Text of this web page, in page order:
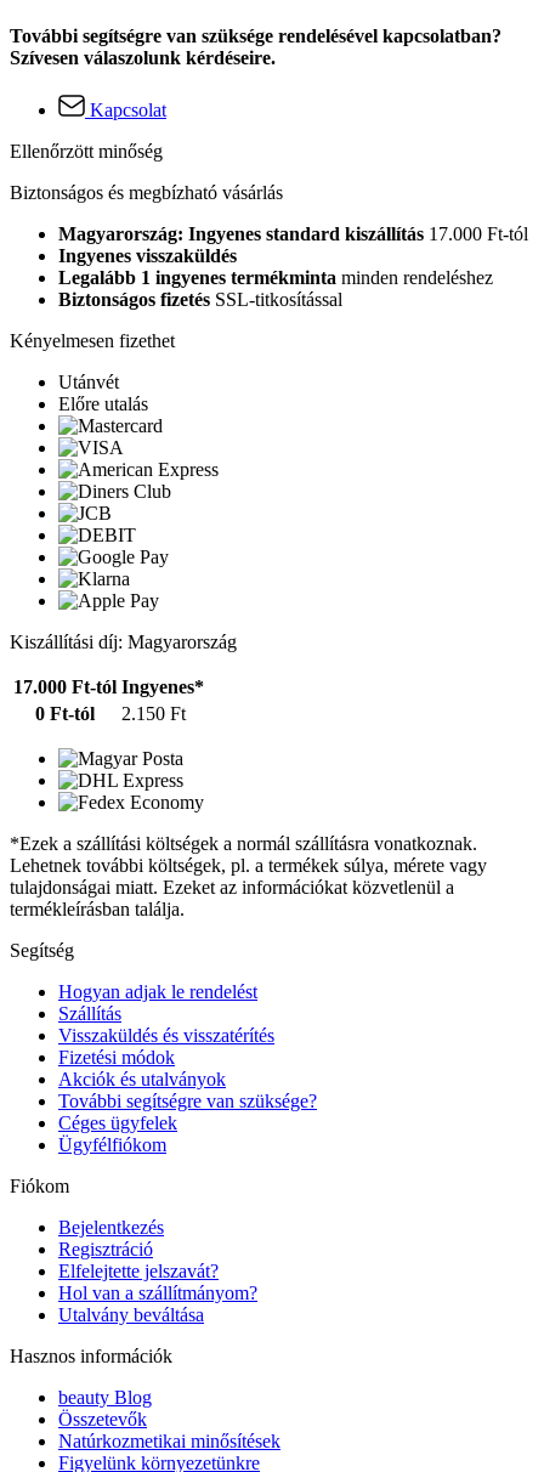
További segítségre van szüksége rendelésével kapcsolatban?
Szívesen válaszolunk kérdéseire.
Kapcsolat
Ellenőrzött minőség
Biztonságos és megbízható vásárlás
Magyarország: Ingyenes standard kiszállítás 17.000 Ft-tól
Ingyenes visszaküldés
Legalább 1 ingyenes termékminta minden rendeléshez
Biztonságos fizetés SSL-titkosítással
Kényelmesen fizethet
Utánvét
Előre utalás
Kiszállítási díj: Magyarország
17.000 Ft-tól Ingyenes*
0 Ft-tól
2.150 Ft
*Ezek a szállítási költségek a normál szállításra vonatkoznak.
Lehetnek további költségek, pl. a termékek súlya, mérete vagy
tulajdonságai miatt. Ezeket az információkat közvetlenül a
termékleírásban találja.
Segítség
Hogyan adjak le rendelést
Szállítás
Visszaküldés és visszatérítés
Fizetési módok
Akciók és utalványok
További segítségre van szüksége?
Céges ügyfelek
Ügyfélfiókom
Fiókom
Bejelentkezés
Regisztráció
Elfelejtette jelszavát?
Hol van a szállítmányom?
Utalvány beváltása
Hasznos információk
beauty Blog
Összetevők
Natúrkozmetikai minősítések
Figyelünk környezetünkre